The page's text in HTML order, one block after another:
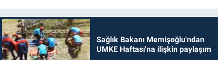
Sağlık Bakanı Memişoğlu'ndan
UMKE Haftası'na ilişkin paylaşım